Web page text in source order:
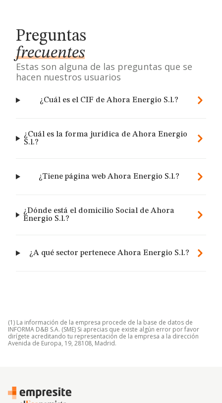
Preguntas
frecuentes
Estas son alguna de las preguntas que se
hacen nuestros usuarios
¿Cuál es el CIF de Ahora Energio S.l.?
¿Cuál es la forma jurídica de Ahora Energio
S.l.?
¿Tiene página web Ahora Energio S.l.?
¿Dónde está el domicilio Social de Ahora
Energio S.l.?
¿A qué sector pertenece Ahora Energio S.l.?
(1) La información de la empresa procede de la base de datos de
INFORMA D&B S.A. (SME) Si aprecias que existe algún error por favor
dirígete acreditando tu representación de la empresa a la dirección
Avenida de Europa, 19, 28108, Madrid.